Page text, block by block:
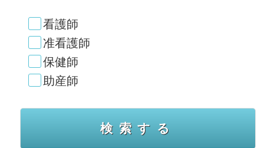
看護師
准看護師
保健師
助産師